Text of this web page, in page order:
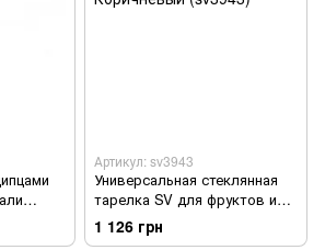
Артикул: sv3943
Универсальная стеклянная
тарелка SV для фруктов и
десертов Коричневый
(sv3943)
1 126 грн